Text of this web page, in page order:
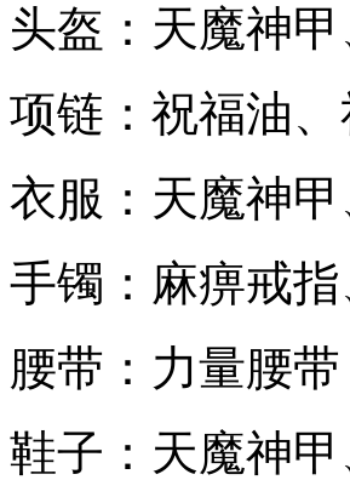
头盔：天魔神
项链：祝福油
衣服：天魔神
手镯：麻痹戒
腰带：力量腰
鞋子：天魔神